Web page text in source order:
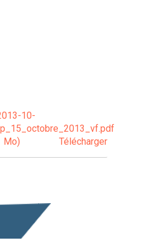
10-
Mo)
Télécharger